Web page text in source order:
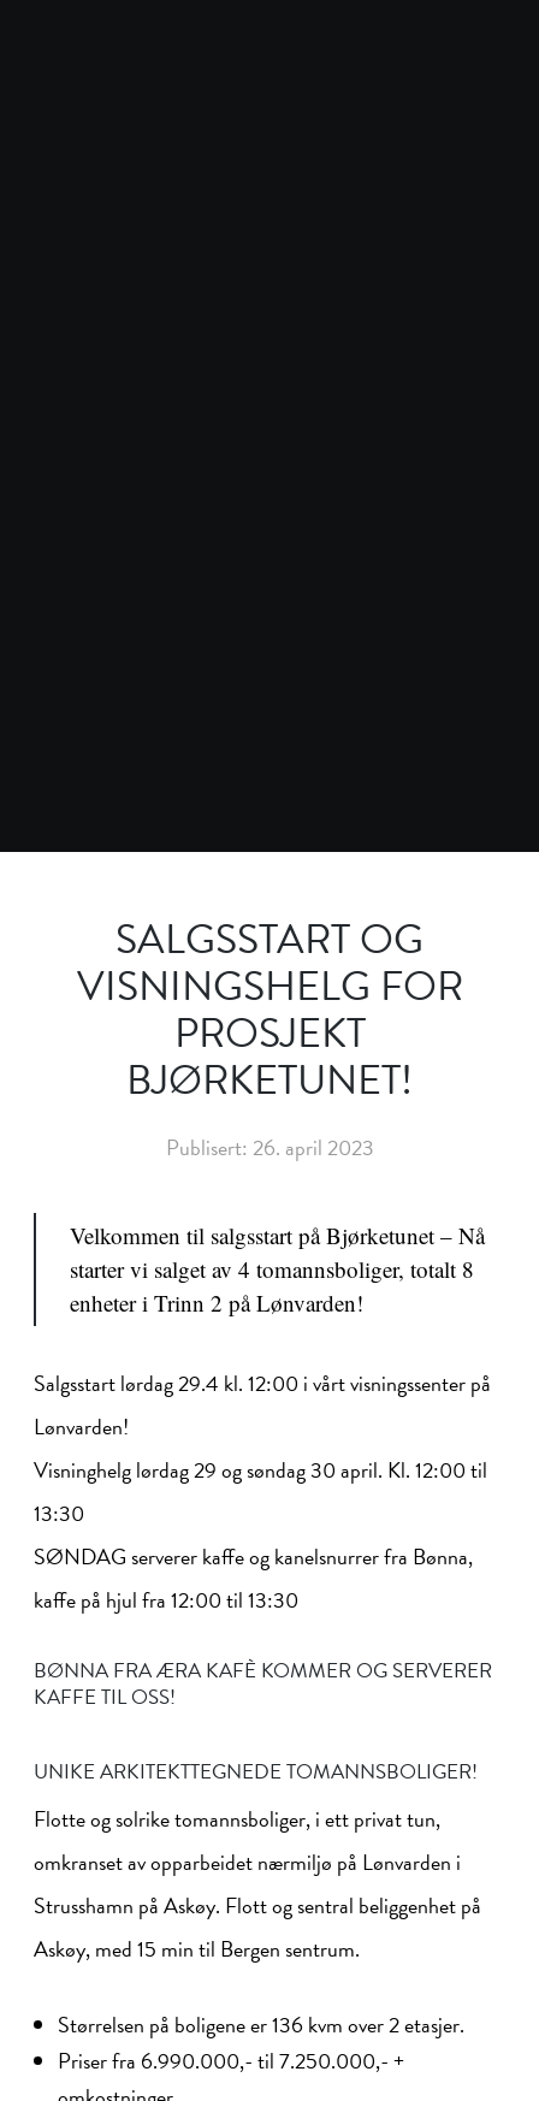
SALGSSTART OG
VISNINGSHELG FOR
PROSJEKT
BJØRKETUNET!
Publisert: 26. april 2023
Velkommen til salgsstart på Bjørketunet – Nå
starter vi salget av 4 tomannsboliger, totalt 8
enheter i Trinn 2 på Lønvarden!
Salgsstart lørdag 29.4 kl. 12:00 i vårt visningssenter på
Lønvarden!
Visninghelg lørdag 29 og søndag 30 april. Kl. 12:00 til
13:30
SØNDAG serverer kaffe og kanelsnurrer fra Bønna,
kaffe på hjul fra 12:00 til 13:30
BØNNA FRA ÆRA KAFÈ KOMMER OG SERVERER
KAFFE TIL OSS!
UNIKE ARKITEKTTEGNEDE TOMANNSBOLIGER!
Flotte og solrike tomannsboliger, i ett privat tun,
omkranset av opparbeidet nærmiljø på Lønvarden i
Strusshamn på Askøy. Flott og sentral beliggenhet på
Askøy, med 15 min til Bergen sentrum.
Størrelsen på boligene er 136 kvm over 2 etasjer.
Priser fra 6.990.000,- til 7.250.000,- +